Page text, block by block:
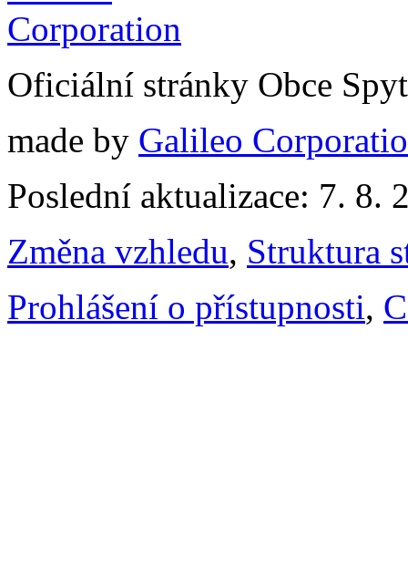
Oficiální stránky Obce
made by Galileo
Poslední aktualizace: 7. 8.
Změna vzhledu, Struktura
Prohlášení o přístupnosti,